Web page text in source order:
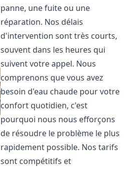
panne, une fuite ou une
réparation. Nos délais
d'intervention sont très courts,
souvent dans les heures qui
suivent votre appel. Nous
comprenons que vous avez
besoin d'eau chaude pour votre
confort quotidien, c'est
pourquoi nous nous efforçons
de résoudre le problème le plus
rapidement possible. Nos tarifs
sont compétitifs et